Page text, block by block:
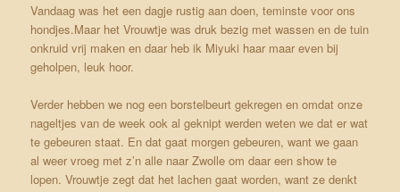
Vandaag was het een dagje rustig aan doen, teminste voor ons
hondjes.Maar het Vrouwtje was druk bezig met wassen en de tuin
onkruid vrij maken en daar heb ik Miyuki haar maar even bij
geholpen, leuk hoor.
Verder hebben we nog een borstelbeurt gekregen en omdat onze
nageltjes van de week ook al geknipt werden weten we dat er wat
te gebeuren staat. En dat gaat morgen gebeuren, want we gaan
al weer vroeg met z’n alle naar Zwolle om daar een show te
lopen. Vrouwtje zegt dat het lachen gaat worden, want ze denkt